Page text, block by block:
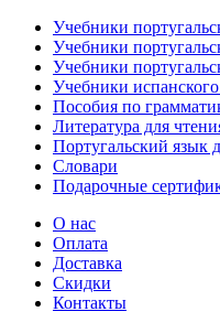
Учебники
Учебники
Учебники
Учебники
Пособия по
Литература для
Португальский язык
Словари
Подарочные
О нас
Оплата
Доставка
Скидки
Контакты